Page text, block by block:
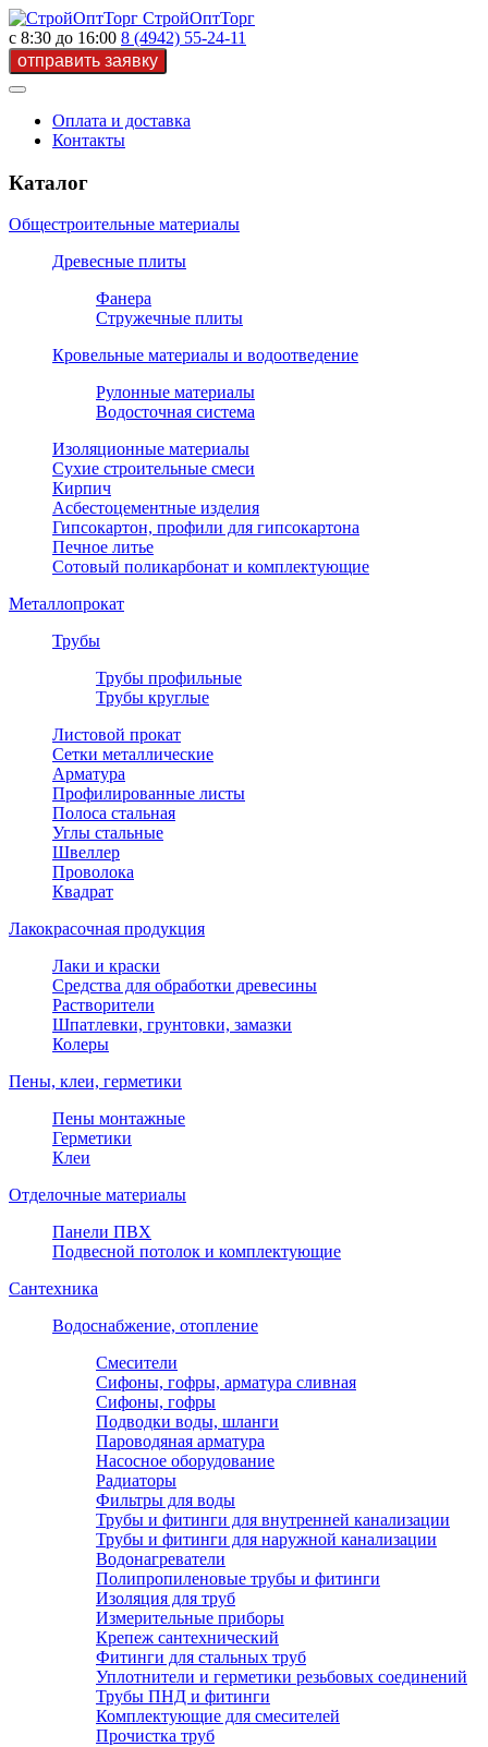
СтройОптТорг
с 8:30 до 16:00 8 (4942) 55-24-11
Оплата и доставка
Контакты
Каталог
Общестроительные материалы
Древесные плиты
Фанера
Стружечные плиты
Кровельные материалы и водоотведение
Рулонные материалы
Водосточная система
Изоляционные материалы
Сухие строительные смеси
Кирпич
Асбестоцементные изделия
Гипсокартон, профили для гипсокартона
Печное литье
Сотовый поликарбонат и комплектующие
Металлопрокат
Трубы
Трубы профильные
Трубы круглые
Листовой прокат
Сетки металлические
Арматура
Профилированные листы
Полоса стальная
Углы стальные
Швеллер
Проволока
Квадрат
Лакокрасочная продукция
Лаки и краски
Средства для обработки древесины
Растворители
Шпатлевки, грунтовки, замазки
Колеры
Пены, клеи, герметики
Пены монтажные
Герметики
Клеи
Отделочные материалы
Панели ПВХ
Подвесной потолок и комплектующие
Сантехника
Водоснабжение, отопление
Смесители
Сифоны, гофры, арматура сливная
Сифоны, гофры
Подводки воды, шланги
Пароводяная арматура
Насосное оборудование
Радиаторы
Фильтры для воды
Трубы и фитинги для внутренней канализации
Трубы и фитинги для наружной канализации
Водонагреватели
Полипропиленовые трубы и фитинги
Изоляция для труб
Измерительные приборы
Крепеж сантехнический
Фитинги для стальных труб
Уплотнители и герметики резьбовых соединений
Трубы ПНД и фитинги
Комплектующие для смесителей
Прочистка труб